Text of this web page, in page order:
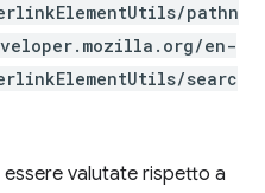
pathn
en-
searc
valutate rispetto a